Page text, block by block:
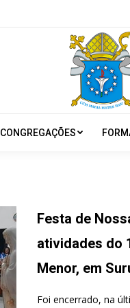
CONGREGAÇÕES
Festa de
atividades do
Menor, em
Foi encerrado, na